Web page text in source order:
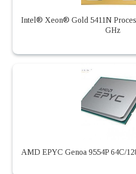
Intel® Xeon® Gold 5411N
GHz
AMD EPYC Genoa 9554P 64C/